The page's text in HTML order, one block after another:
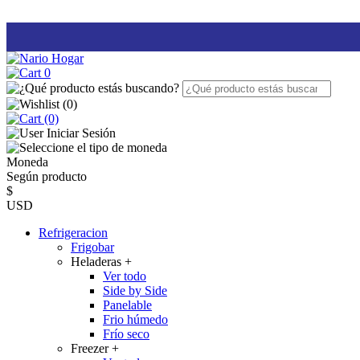
0
(0)
(0)
Iniciar Sesión
Moneda
Según producto
$
USD
Refrigeracion
Frigobar
Heladeras +
Ver todo
Side by Side
Panelable
Frio húmedo
Frío seco
Freezer+